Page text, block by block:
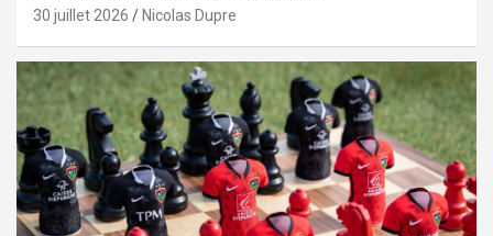
30 juillet 2026 Nicolas Dupre